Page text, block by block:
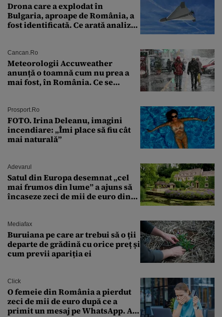
Drona care a explodat în
Bulgaria, aproape de România, a
fost identificată. Ce arată analiza
Cancan.ro
Meteorologii Accuweather
anunță o toamnă cum nu prea a
mai fost, în România. Ce se
București. Pe ce dată ninge
Prosport.ro
FOTO. Irina Deleanu, imagini
incendiare: „Îmi place să fiu cât
mai naturală”
Adevarul
Satul din Europa desemnat „cel
mai frumos din lume” a ajuns să
încaseze zeci de mii de euro din
Mediafax
Buruiana pe care ar trebui să o ții
departe de grădină cu orice preț și
cum previi apariția ei
Click
O femeie din România a pierdut
zeci de mii de euro după ce a
primit un mesaj pe WhatsApp. A